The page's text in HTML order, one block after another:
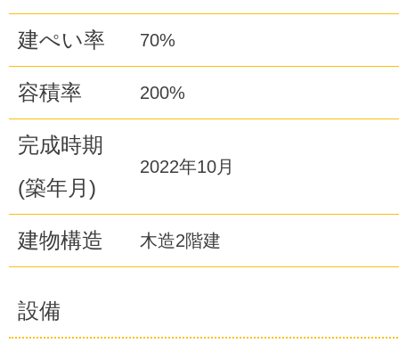
建ぺい率 70%
容積率 200%
完成時期
(築年月)
2022年10月
建物構造 木造2階建
設備